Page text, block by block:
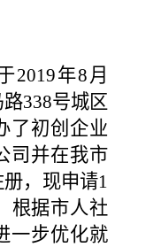
2019年8 月
路338号城区
了初创企业
司并在我市
，现申请1
根据市人社
一步优化就